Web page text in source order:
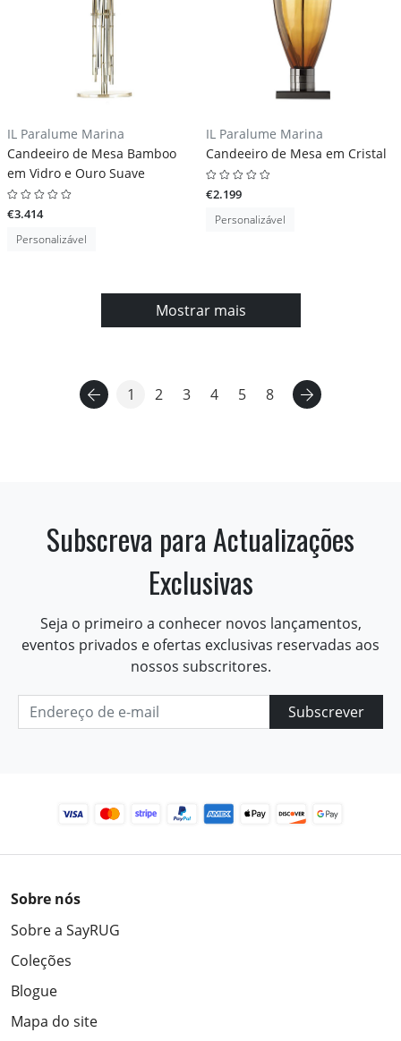
IL Paralume Marina
Candeeiro de Mesa Bamboo
em Vidro e Ouro Suave
€3.414
Personalizável
IL Paralume Marina
Candeeiro de Mesa em Cristal
€2.199
Personalizável
Mostrar mais
1 2 3 4 5 8
Subscreva para Actualizações
Exclusivas
Seja o primeiro a conhecer novos lançamentos,
eventos privados e ofertas exclusivas reservadas aos
nossos subscritores.
Subscrever
Sobre nós
Sobre a SayRUG
Coleções
Blogue
Mapa do site